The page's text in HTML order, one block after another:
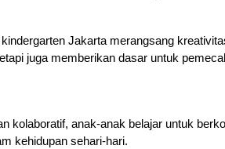
Jakarta merangsang
juga memberikan dasar untuk
kolaboratif, anak-anak belajar untuk
kehidupan sehari-hari.